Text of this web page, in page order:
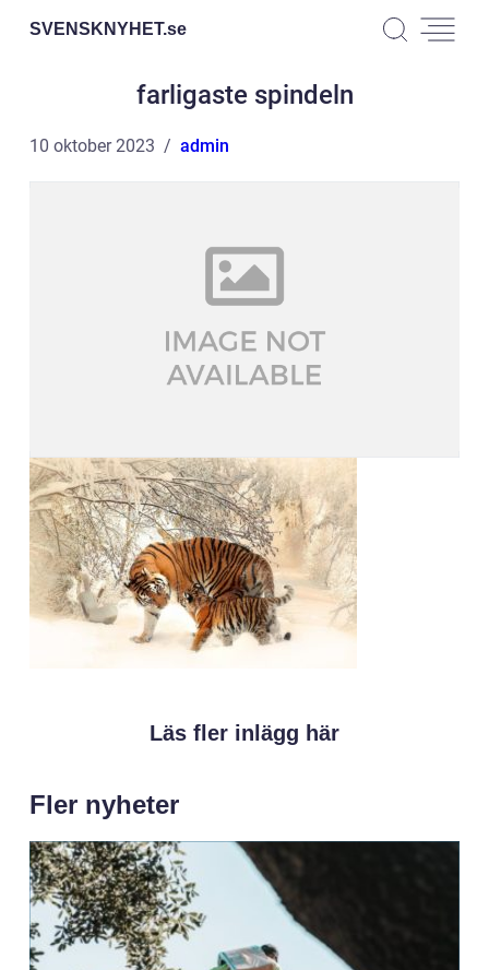
SVENSKNYHET.se
farligaste spindeln
10 oktober 2023 admin
Läs fler inlägg här
Fler nyheter